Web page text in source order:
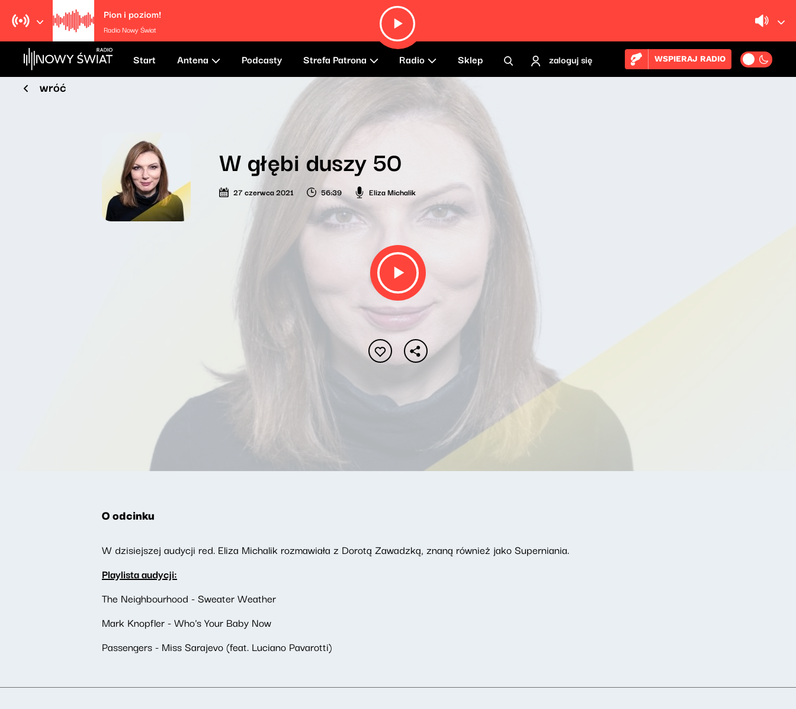
Pion i poziom!
Radio Nowy Świat
Start Antena Podcasty Strefa Patrona Radio Sklep zaloguj się WSPIERAJ RADIO
wróć
W głębi duszy 50
27 czerwca 2021 56:39 Eliza Michalik
O odcinku
W dzisiejszej audycji red. Eliza Michalik rozmawiała z Dorotą Zawadzką, znaną również jako Superniania.
Playlista audycji:
The Neighbourhood - Sweater Weather
Mark Knopfler - Who's Your Baby Now
Passengers - Miss Sarajevo (feat. Luciano Pavarotti)